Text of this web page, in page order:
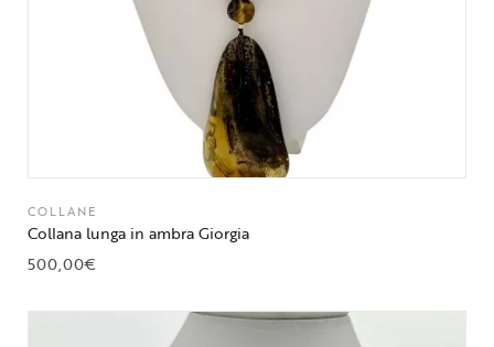
COLLANE
Collana lunga in ambra Giorgia
500,00€